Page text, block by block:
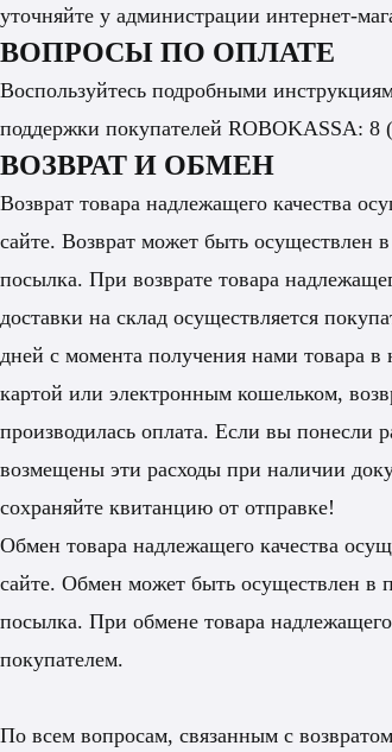
уточняйте у администрации интернет-
ВОПРОСЫ ПО ОПЛАТЕ
Воспользуйтесь подробными
поддержки покупателей ROBOKASSA: 8
ВОЗВРАТ И ОБМЕН
Возврат товара надлежащего качества
сайте. Возврат может быть
посылка. При возврате товара
доставки на склад осуществляется
дней с момента получения нами товара
картой или электронным кошельком,
производилась оплата. Если вы понесли
возмещены эти расходы при наличии
сохраняйте квитанцию от отправке!
Обмен товара надлежащего качества
сайте. Обмен может быть осуществлен в
посылка. При обмене товара надлежащего
покупателем.
По всем вопросам, связанным с